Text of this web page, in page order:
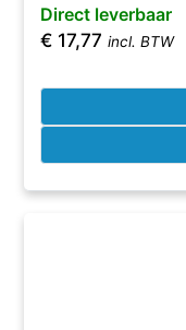
Direct leverbaar
€ 17,77 incl. BTW